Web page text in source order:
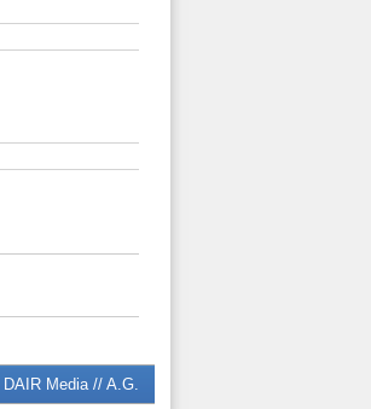
DAIR Media // A.G.